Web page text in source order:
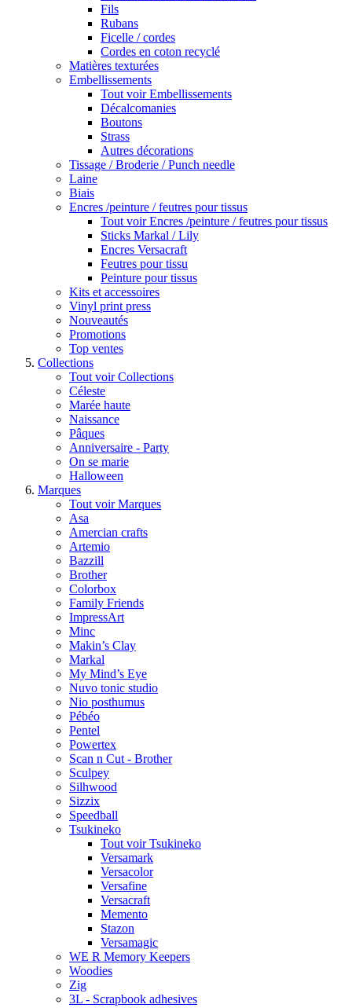
Fils
Rubans
Ficelle / cordes
Cordes en coton recyclé
Matières texturées
Embellissements
Tout voir Embellissements
Décalcomanies
Boutons
Strass
Autres décorations
Tissage / Broderie / Punch needle
Laine
Biais
Encres /peinture / feutres pour tissus
Tout voir Encres /peinture / feutres pour tissus
Sticks Markal / Lily
Encres Versacraft
Feutres pour tissu
Peinture pour tissus
Kits et accessoires
Vinyl print press
Nouveautés
Promotions
Top ventes
Collections
Tout voir Collections
Céleste
Marée haute
Naissance
Pâques
Anniversaire - Party
On se marie
Halloween
Marques
Tout voir Marques
Asa
Amercian crafts
Artemio
Bazzill
Brother
Colorbox
Family Friends
ImpressArt
Minc
Makin’s Clay
Markal
My Mind’s Eye
Nuvo tonic studio
Nio posthumus
Pébéo
Pentel
Powertex
Scan n Cut - Brother
Sculpey
Silhwood
Sizzix
Speedball
Tsukineko
Tout voir Tsukineko
Versamark
Versacolor
Versafine
Versacraft
Memento
Stazon
Versamagic
WE R Memory Keepers
Woodies
Zig
3L - Scrapbook adhesives